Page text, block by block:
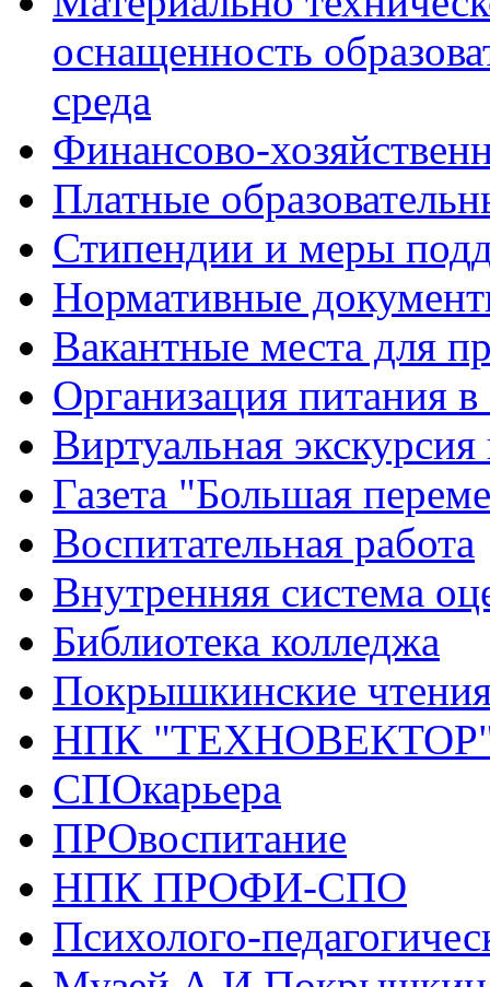
оснащенность
среда
Финансово-
Платные
Стипендии и меры
Нормативные
Вакантные места для
Организация питания в
Виртуальная
Газета "Большая
Воспитательная работа
Внутренняя система
Библиотека колледжа
Покрышкинские
НПК
СПОкарьера
ПРОвоспитание
НПК ПРОФИ-СПО
Психолого-